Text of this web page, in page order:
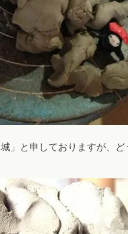
」と申しておりますが、ど